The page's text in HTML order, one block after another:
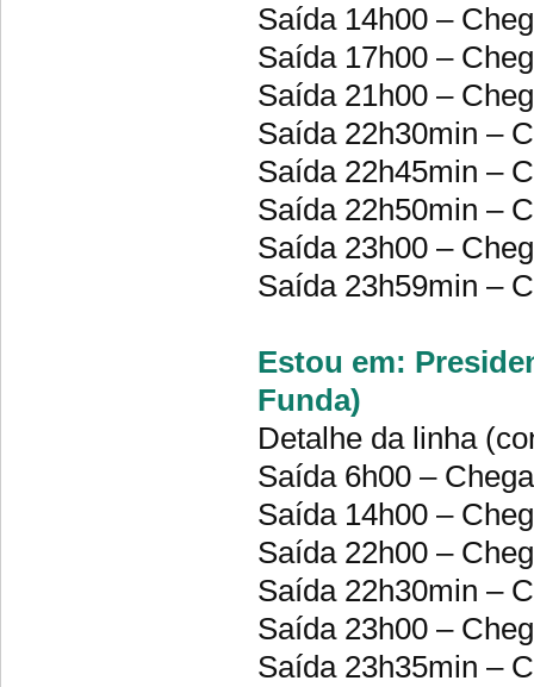
Saída 14h00 –
Saída 17h00 –
Saída 21h00 –
Saída 22h30min –
Saída 22h45min –
Saída 22h50min –
Saída 23h00 –
Saída 23h59min –
Estou em:
Funda)
Detalhe da linha
Saída 6h00 –
Saída 14h00 –
Saída 22h00 –
Saída 22h30min –
Saída 23h00 –
Saída 23h35min –